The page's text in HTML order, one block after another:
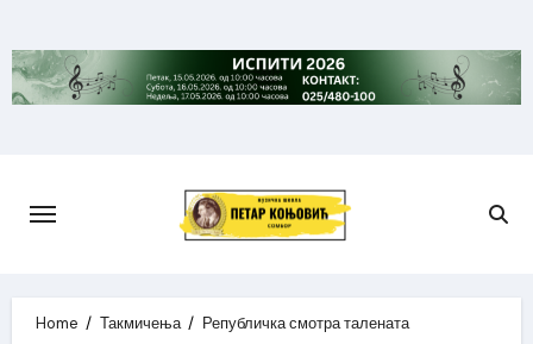
to
content
Home Такмичења Републичка смотра талената